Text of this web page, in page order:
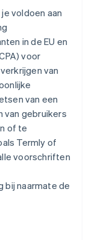
voldoen aan
in de EU en
voor
van
van een
van gebruikers
of te
Termly of
voorschriften
bij naarmate de